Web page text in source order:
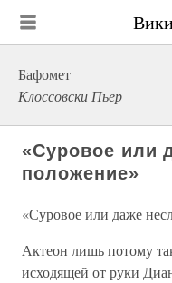
Бафомет
Клоссовски Пьер
«Суровое или
положение»
«Суровое или даже
Актеон лишь потому
исходящей от руки